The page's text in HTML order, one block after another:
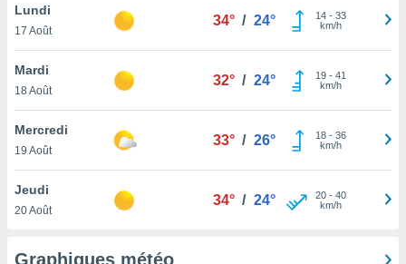
notre
que
et que
Lundi
17 Août
34° / 24° 14- 33
km/h
Mardi
18 Août
32° / 24° 19- 41
km/h
Mercredi
19 Août
33° / 26° 18- 36
km/h
Jeudi
20 Août
34° / 24° 20- 40
km/h
Graphiques météo